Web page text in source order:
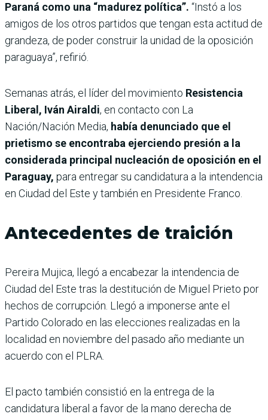
Paraná como una “madurez política”. “Instó a los
amigos de los otros partidos que tengan esta actitud de
grandeza, de poder construir la unidad de la oposición
paraguaya”, refirió.
Semanas atrás, el líder del movimiento Resistencia
Liberal, Iván Airaldi, en contacto con La
Nación/Nación Media, había denunciado que el
prietismo se encontraba ejerciendo presión a la
considerada principal nucleación de oposición en el
Paraguay, para entregar su candidatura a la intendencia
en Ciudad del Este y también en Presidente Franco.
Antecedentes de traición
Pereira Mujica, llegó a encabezar la intendencia de
Ciudad del Este tras la destitución de Miguel Prieto por
hechos de corrupción. Llegó a imponerse ante el
Partido Colorado en las elecciones realizadas en la
localidad en noviembre del pasado año mediante un
acuerdo con el PLRA.
El pacto también consistió en la entrega de la
candidatura liberal a favor de la mano derecha de